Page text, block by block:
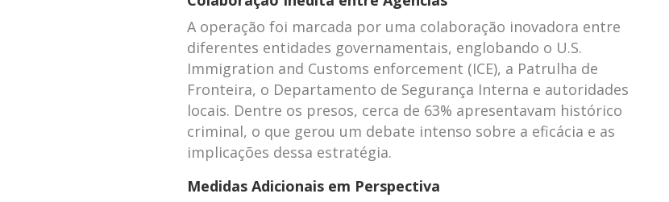
A operação foi marcada por uma colaboração inovadora entre
diferentes entidades governamentais, englobando o U.S.
Immigration and Customs enforcement (ICE), a Patrulha de
Fronteira, o Departamento de Segurança Interna e autoridades
locais. Dentre os presos, cerca de 63% apresentavam histórico
criminal, o que gerou um debate intenso sobre a eficácia e as
implicações dessa estratégia.
Medidas Adicionais em Perspectiva